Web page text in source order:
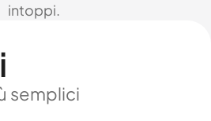
intoppi.
semplici